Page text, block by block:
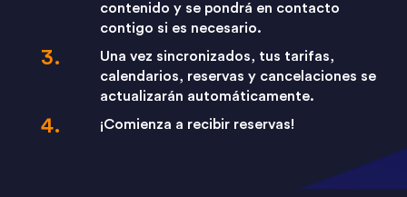
contenido y se pondrá en contacto
contigo si es necesario.
Una vez sincronizados, tus tarifas,
calendarios, reservas y cancelaciones se
actualizarán automáticamente.
¡Comienza a recibir reservas!